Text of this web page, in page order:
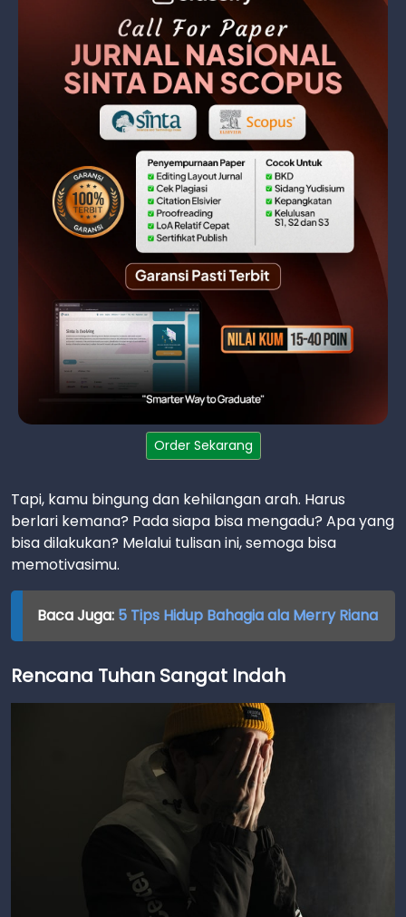
Order Sekarang
Tapi, kamu bingung dan kehilangan arah. Harus
berlari kemana? Pada siapa bisa mengadu? Apa yang
bisa dilakukan? Melalui tulisan ini, semoga bisa
memotivasimu.
Baca Juga: 5 Tips Hidup Bahagia ala Merry Riana
Rencana Tuhan Sangat Indah